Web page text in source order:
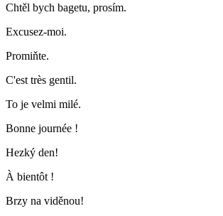
Chtěl bych bagetu, prosím.
Excusez-moi.
Promiňte.
C'est très gentil.
To je velmi milé.
Bonne journée !
Hezký den!
À bientôt !
Brzy na viděnou!